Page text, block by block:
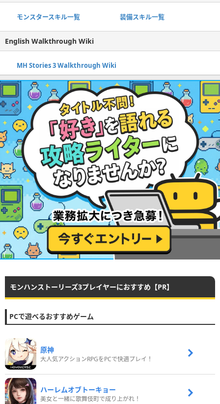
モンスタースキル一覧 装備スキル一覧
English Walkthrough Wiki
MH Stories 3 Walkthrough Wiki
モンハンストーリーズ3プレイヤーにおすすめ【PR】
PCで遊べるおすすめゲーム
原神
大人気アクションRPGをPCで快適プレイ！
ハーレムオブトーキョー
美女と一緒に歌舞伎町で成り上がれ！